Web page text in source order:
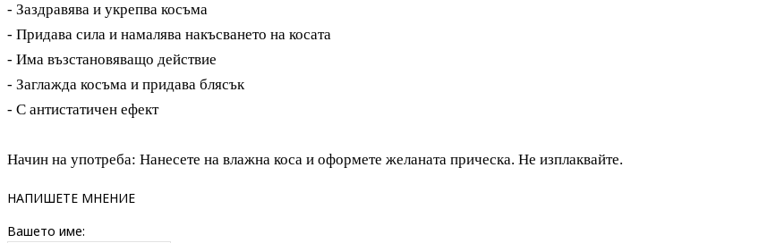
- Заздравява и укрепва косъма
- Придава сила и намалява накъсването на косата
- Има възстановяващо действие
- Заглажда косъма и придава блясък
- С антистатичен ефект
Начин на употреба: Нанесете на влажна коса и оформете желаната прическа. Не изплаквайте.
НАПИШЕТЕ МНЕНИЕ
Вашето име: